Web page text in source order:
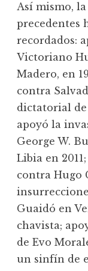
Así mismo,
precedentes
recordados:
Victoriano
Madero, en
contra
dictatorial
apoyó la
George W.
Libia en
contra Hugo
Guaidó en
chavista;
de Evo
un sinfín de